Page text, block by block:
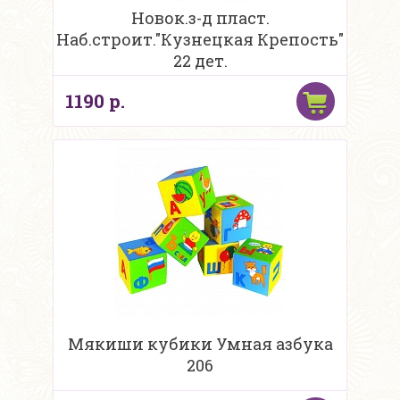
Новок.з-д пласт.
Наб.строит."Кузнецкая Крепость"
22 дет.
1190 р.
Мякиши кубики Умная азбука
206